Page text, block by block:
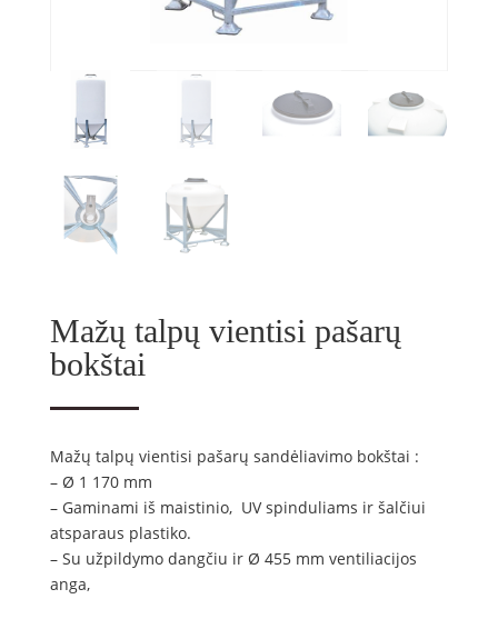
Mažų talpų vientisi pašarų
bokštai
Mažų talpų vientisi pašarų sandėliavimo bokštai :
– Ø 1 170 mm
– Gaminami iš maistinio, UV spinduliams ir šalčiui
atsparaus plastiko.
– Su užpildymo dangčiu ir Ø 455 mm ventiliacijos
anga,